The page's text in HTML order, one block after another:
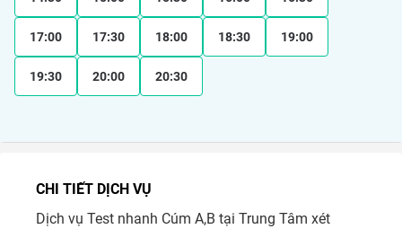
17:00 17:30 18:00 18:30 19:00
19:30 20:00 20:30
CHI TIẾT DỊCH VỤ
Dịch vụ Test nhanh Cúm A,B tại Trung Tâm xét